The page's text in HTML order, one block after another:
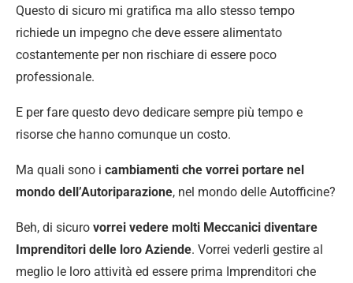
Questo di sicuro mi gratifica ma allo stesso tempo
richiede un impegno che deve essere alimentato
costantemente per non rischiare di essere poco
professionale.
E per fare questo devo dedicare sempre più tempo e
risorse che hanno comunque un costo.
Ma quali sono i cambiamenti che vorrei portare nel
mondo dell’Autoriparazione, nel mondo delle Autofficine?
Beh, di sicuro vorrei vedere molti Meccanici diventare
Imprenditori delle loro Aziende. Vorrei vederli gestire al
meglio le loro attività ed essere prima Imprenditori che